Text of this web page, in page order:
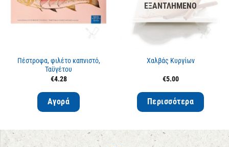
Πέστροφα, φιλέτο καπνιστό,
Ταϋγέτου
€4.28
Αγορά
ΕΞΑΝΤΛΗΜΈΝΟ
Χαλβάς Κυργίων
€5.00
Περισσότερα